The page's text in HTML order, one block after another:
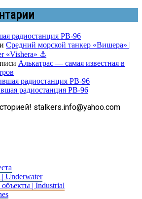
радиостанция РВ-96
Средний морской танкер «Вишера» |
«Vishera» ⚓
Алькатрас — самая известная в
радиостанция РВ-96
радиостанция РВ-96
stalkers.info@yahoo.com
Underwater
| Industrial